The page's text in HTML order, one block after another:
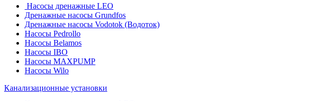
Насосы дренажные LEO
Дренажные насосы Grundfos
Дренажные насосы Vodotok (Водоток)
Насосы Pedrollo
Насосы Belamos
Насосы IBO
Насосы MAXPUMP
Насосы Wilo
Канализационные установки